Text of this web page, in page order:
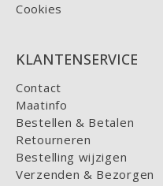
Cookies
KLANTENSERVICE
Contact
Maatinfo
Bestellen & Betalen
Retourneren
Bestelling wijzigen
Verzenden & Bezorgen